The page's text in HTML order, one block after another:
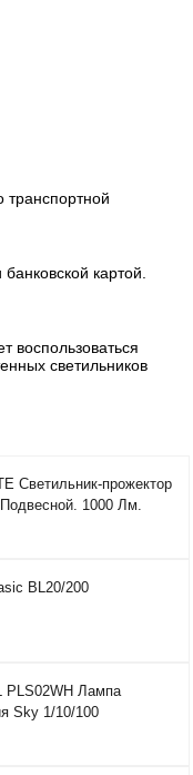
картой.
воспользоваться
светильников
Светильник-прожектор
1000 Лм.
BL20/200
PLS02WH Лампа
Sky 1/10/100